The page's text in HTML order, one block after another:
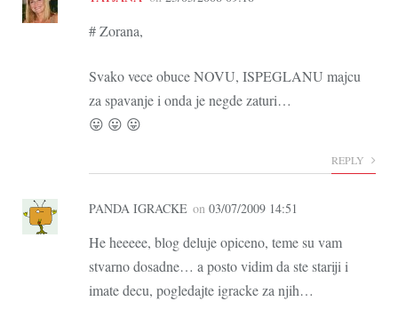
# Zorana,
Svako vece obuce NOVU, ISPEGLANU majcu
za spavanje i onda je negde zaturi…
😛 😛 😛
REPLY
PANDA IGRACKE on 03/07/2009 14:51
He heeeee, blog deluje opiceno, teme su vam
stvarno dosadne… a posto vidim da ste stariji i
imate decu, pogledajte igracke za njih…